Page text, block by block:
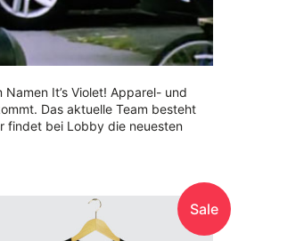
It’s Violet! Apparel- und
Das aktuelle Team besteht
findet bei Lobby die neuesten
Sale